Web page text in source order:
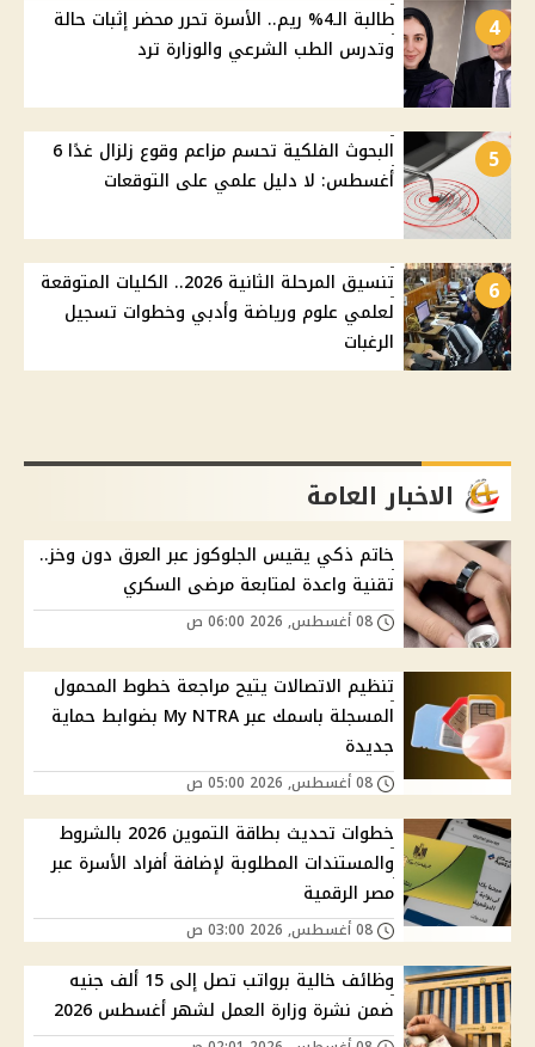
4
طالبة الـ4% ريم.. الأسرة تحرر محضر إثبات حالة
وتدرس الطب الشرعي والوزارة ترد
5
البحوث الفلكية تحسم مزاعم وقوع زلزال غدًا 6
أغسطس: لا دليل علمي على التوقعات
6
تنسيق المرحلة الثانية 2026.. الكليات المتوقعة
لعلمي علوم ورياضة وأدبي وخطوات تسجيل
الرغبات
الاخبار العامة
خاتم ذكي يقيس الجلوكوز عبر العرق دون وخز..
تقنية واعدة لمتابعة مرضى السكري
تنظيم الاتصالات يتيح مراجعة خطوط المحمول
المسجلة باسمك عبر My NTRA بضوابط حماية
جديدة
خطوات تحديث بطاقة التموين 2026 بالشروط
والمستندات المطلوبة لإضافة أفراد الأسرة عبر
مصر الرقمية
وظائف خالية برواتب تصل إلى 15 ألف جنيه
ضمن نشرة وزارة العمل لشهر أغسطس 2026